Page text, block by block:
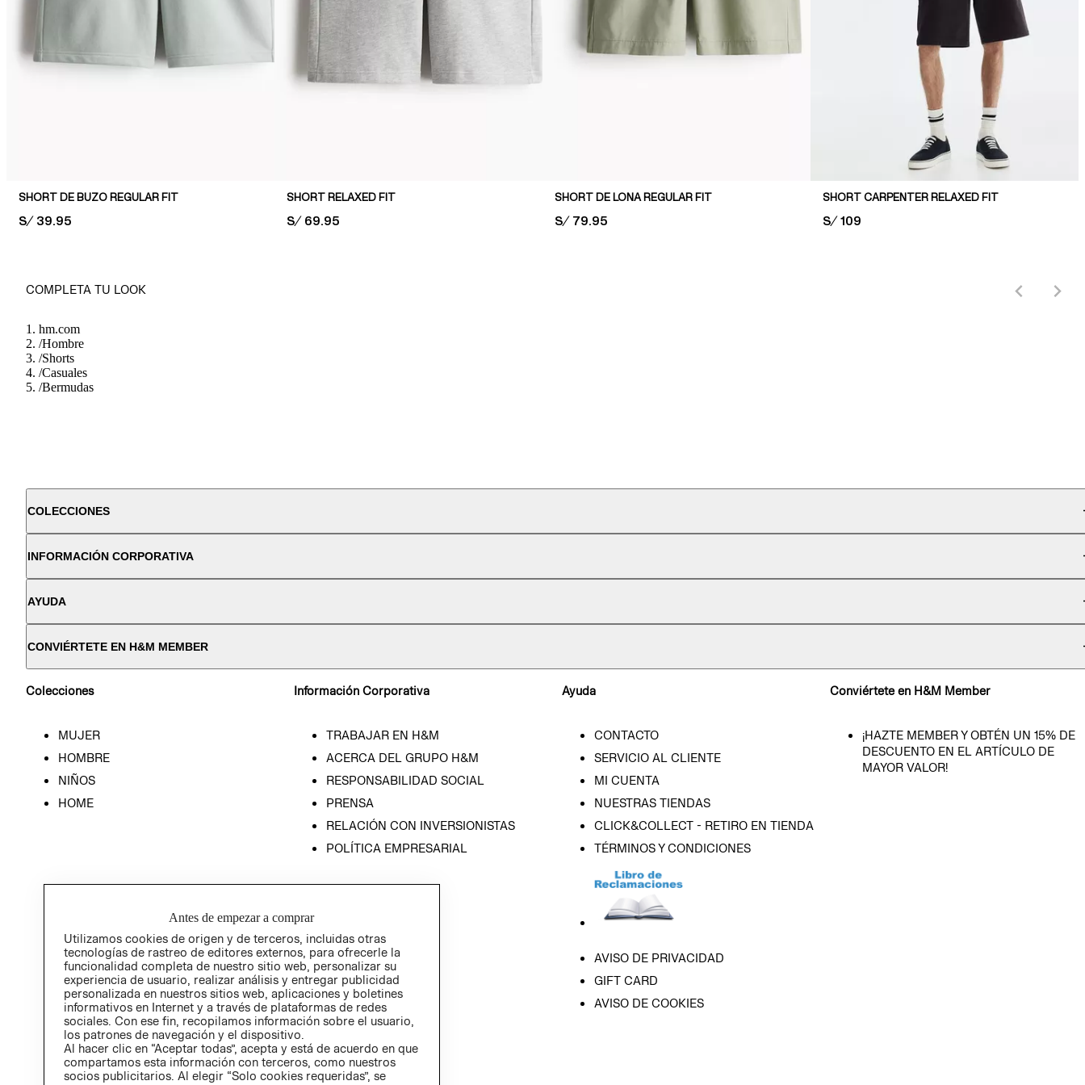
SHORT DE BUZO REGULAR FIT
PRICE:
S/ 39.95
SHORT RELAXED FIT
PRICE:
S/ 69.95
SHORT DE LONA REGULAR FIT
PRICE:
S/ 79.95
SHORT CARPENTER RELAXED FIT
PRICE:
S/ 109
COMPLETA TU LOOK
hm.com
/Hombre
/Shorts
/Casuales
/Bermudas
COLECCIONES
INFORMACIÓN CORPORATIVA
AYUDA
CONVIÉRTETE EN H&M MEMBER
Colecciones
MUJER
HOMBRE
NIÑOS
HOME
Información Corporativa
TRABAJAR EN H&M
ACERCA DEL GRUPO H&M
RESPONSABILIDAD SOCIAL
PRENSA
RELACIÓN CON INVERSIONISTAS
POLÍTICA EMPRESARIAL
Ayuda
CONTACTO
SERVICIO AL CLIENTE
MI CUENTA
NUESTRAS TIENDAS
CLICK&COLLECT - RETIRO EN TIENDA
TÉRMINOS Y CONDICIONES
AVISO DE PRIVACIDAD
GIFT CARD
AVISO DE COOKIES
Conviértete en H&M Member
¡HAZTE MEMBER Y OBTÉN UN 15% DE
DESCUENTO EN EL ARTÍCULO DE
MAYOR VALOR!
Antes de empezar a comprar
Utilizamos cookies de origen y de terceros, incluidas otras
tecnologías de rastreo de editores externos, para ofrecerle la
funcionalidad completa de nuestro sitio web, personalizar su
experiencia de usuario, realizar análisis y entregar publicidad
personalizada en nuestros sitios web, aplicaciones y boletines
informativos en Internet y a través de plataformas de redes
sociales. Con ese fin, recopilamos información sobre el usuario,
los patrones de navegación y el dispositivo.
Al hacer clic en “Aceptar todas”, acepta y está de acuerdo en que
compartamos esta información con terceros, como nuestros
socios publicitarios. Al elegir “Solo cookies requeridas”, se